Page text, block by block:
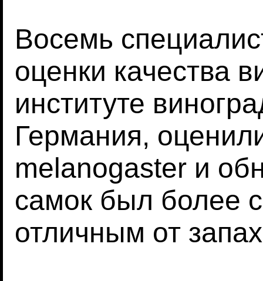
Восемь
оценки качества
институте
Германия,
melanogaster и
самок был более
отличным от